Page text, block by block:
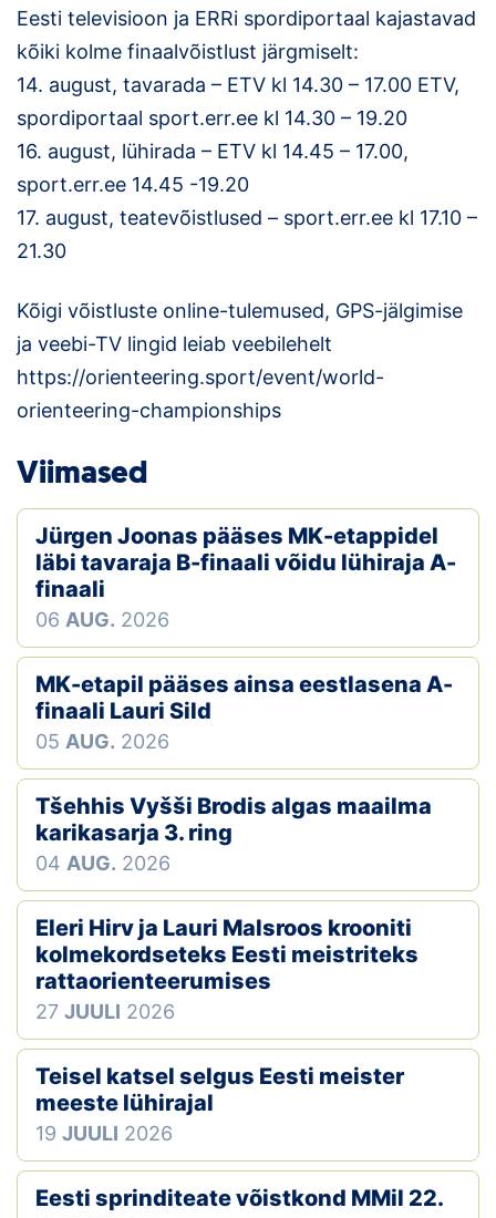
Eesti televisioon ja ERRi spordiportaal kajastavad
kõiki kolme finaalvõistlust järgmiselt:
14. august, tavarada – ETV kl 14.30 – 17.00 ETV,
spordiportaal sport.err.ee kl 14.30 – 19.20
16. august, lühirada – ETV kl 14.45 – 17.00,
sport.err.ee 14.45 -19.20
17. august, teatevõistlused – sport.err.ee kl 17.10 –
21.30
Kõigi võistluste online-tulemused, GPS-jälgimise
ja veebi-TV lingid leiab veebilehelt
https://orienteering.sport/event/world-
orienteering-championships
Viimased
Jürgen Joonas pääses MK-etappidel
läbi tavaraja B-finaali võidu lühiraja A-
finaali
06 AUG. 2026
MK-etapil pääses ainsa eestlasena A-
finaali Lauri Sild
05 AUG. 2026
Tšehhis Vyšši Brodis algas maailma
karikasarja 3. ring
04 AUG. 2026
Eleri Hirv ja Lauri Malsroos krooniti
kolmekordseteks Eesti meistriteks
rattaorienteerumises
27 JUULI 2026
Teisel katsel selgus Eesti meister
meeste lühirajal
19 JUULI 2026
Eesti sprinditeate võistkond MMil 22.